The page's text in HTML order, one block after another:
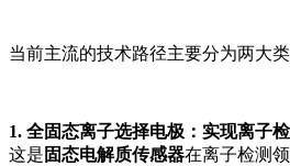
当前主流的技术路径主要分为两大类
1. 全固态离子选择电极：实现离子
这是 固态电解质传感器在离子检测